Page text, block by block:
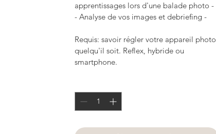
apprentissages lors d'une balade photo -
- Analyse de vos images et debriefing -
Requis: savoir régler votre appareil photo
quelqu'il soit. Reflex, hybride ou
smartphone.